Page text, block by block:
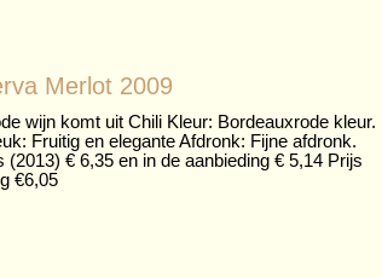
Merlot 2009
wijn komt uit Chili Kleur: Bordeauxrode kleur.
Fruitig en elegante Afdronk: Fijne afdronk.
(2013) € 6,35 en in de aanbieding € 5,14 Prijs
€6,05